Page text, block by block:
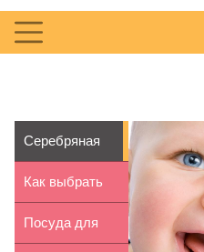
Серебряная
ложка на
первый зуб ...
Как выбрать
одежду для
Посуда для